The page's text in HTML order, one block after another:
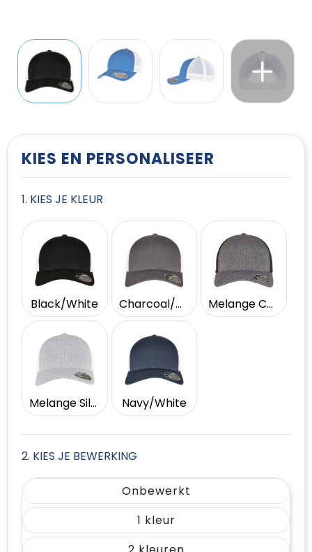
Sweaters
T-Shirts
KIES EN PERSONALISEER
1. KIES JE KLEUR
Black/White Charcoal/White Melange Charcoal/Black
Melange Silver/White Navy/White
2. KIES JE BEWERKING
Onbewerkt
1